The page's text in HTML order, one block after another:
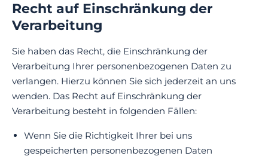
Recht auf Einschränkung der
Verarbeitung
Sie haben das Recht, die Einschränkung der
Verarbeitung Ihrer personenbezogenen Daten zu
verlangen. Hierzu können Sie sich jederzeit an uns
wenden. Das Recht auf Einschränkung der
Verarbeitung besteht in folgenden Fällen:
Wenn Sie die Richtigkeit Ihrer bei uns
gespeicherten personenbezogenen Daten